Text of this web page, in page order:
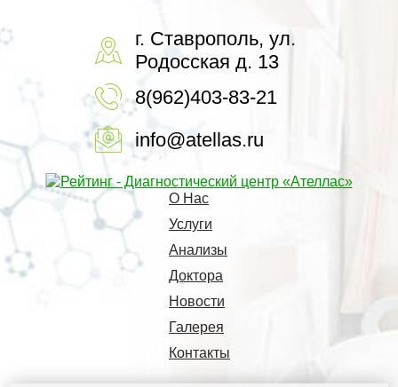
г. Ставрополь, ул.
Родосская д. 13
8(962)403-83-21
info@atellas.ru
О Нас
Услуги
Анализы
Доктора
Новости
Галерея
Контакты